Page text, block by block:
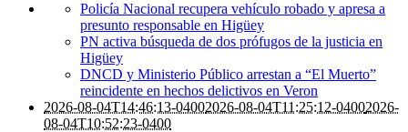
Policía Nacional recupera vehículo robado y apresa a
presunto responsable en Higüey
PN activa búsqueda de dos prófugos de la justicia en
Higüey
DNCD y Ministerio Público arrestan a “El Muerto”
reincidente en hechos delictivos en Veron
2026-08-04T14:46:13-04002026-08-04T11:25:12-04002026-
08-04T10:52:23-0400